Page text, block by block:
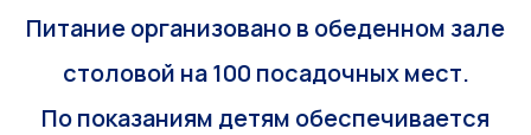
Питание организовано в обеденном зале
столовой на 100 посадочных мест.
По показаниям детям обеспечивается